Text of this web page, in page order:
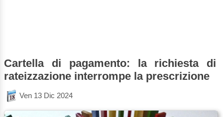
Cartella di pagamento: la richiesta di
rateizzazione interrompe la prescrizione
Ven 13 Dic 2024